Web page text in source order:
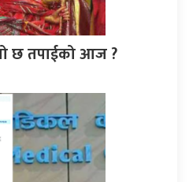
छ तपाईको आज ?